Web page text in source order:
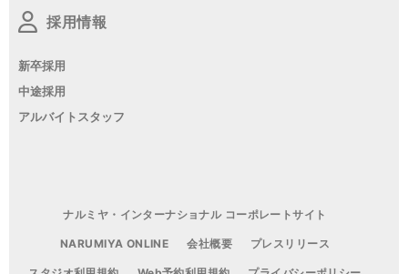
採用情報
新卒採用
中途採用
アルバイトスタッフ
ナルミヤ・インターナショナル コーポレートサイト
NARUMIYA ONLINE 会社概要 プレスリリース